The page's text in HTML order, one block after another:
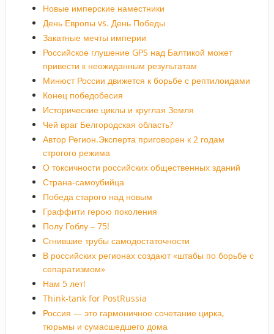
Новые имперские наместники
День Европы vs. День Победы
Закатные мечты империи
Российское глушение GPS над Балтикой может
привести к неожиданным результатам
Минюст России движется к борьбе с рептилоидами
Конец победобесия
Исторические циклы и круглая Земля
Чей враг Белгородская область?
Автор Регион.Эксперта приговорен к 2 годам
строгого режима
О токсичности российских общественных зданий
Страна-самоубийца
Победа старого над новым
Граффити герою поколения
Полу Гоблу – 75!
Сгнившие трубы самодостаточности
В российских регионах создают «штабы по борьбе с
сепаратизмом»
Нам 5 лет!
Think-tank for PostRussia
Россия — это гармоничное сочетание цирка,
тюрьмы и сумасшедшего дома